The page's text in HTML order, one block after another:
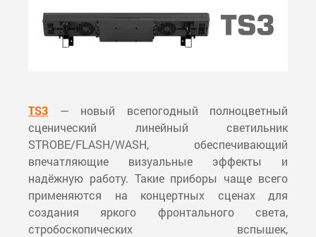
TS3 — новый всепогодный полноцветный
сценический линейный светильник
STROBE/FLASH/WASH, обеспечивающий
впечатляющие визуальные эффекты и
надёжную работу. Такие приборы чаще всего
применяются на концертных сценах для
создания яркого фронтального света,
стробоскопических вспышек,